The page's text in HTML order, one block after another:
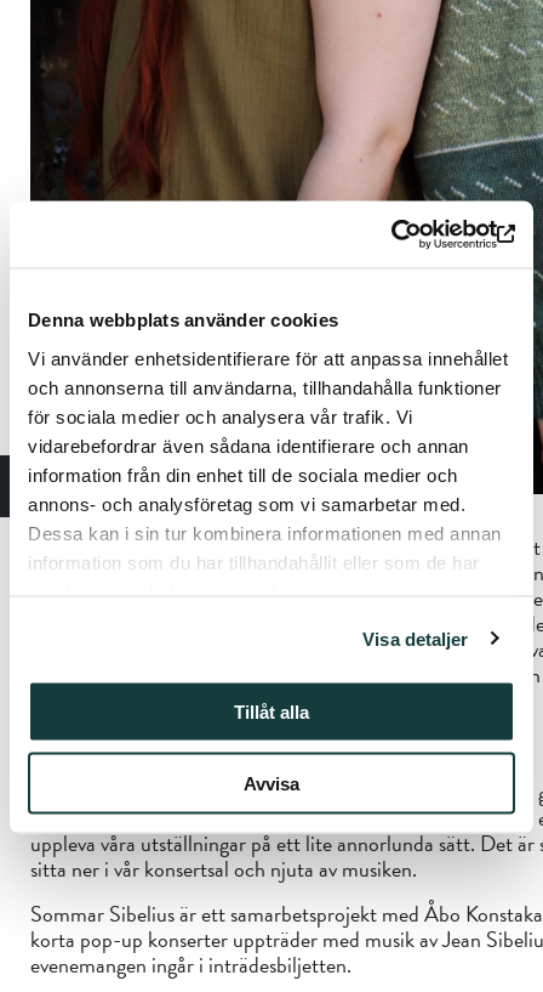
Denna webbplats använder cookies
Vi använder enhetsidentifierare för att anpassa innehållet
och annonserna till användarna, tillhandahålla funktioner
för sociala medier och analysera vår trafik. Vi
vidarebefordrar även sådana identifierare och annan
information från din enhet till de sociala medier och
annons- och analysföretag som vi samarbetar med.
Dessa kan i sin tur kombinera informationen med annan
information som du har tillhandahållit eller som de har
Visa detaljer
Tillåt alla
Avvisa
Sini-Maaria Vänttinen & Lotta Peltola. Foto: Eevi Oksana
Lotta Peltola(f. 2002) är en sångare från Åbo som trivs
mezzosopranstämman. Hon är utbildad musiker vid Åbo
närvarande musikpedagogik vid Åbo konstakademi. Bland
Kivinen, Kaisu Helminen och Pia Pajala. Hon har också
Isokoski och Petteri Salomaa både vid mästarkurser och
liedframträdanden har Peltola uppträtt som kantatsolist
Under sommaren 2025 gör vi Sibeliusmuseum mer
erbjuda livemusik i salen – med detta vill vi ge våra
uppleva våra utställningar på ett lite annorlunda sätt. Det
sitta ner i vår konsertsal och njuta av musiken.
Sommar Sibelius är ett samarbetsprojekt med Åbo
korta pop-up konserter uppträder med musik av Jean
evenemangen ingår i inträdesbiljetten.